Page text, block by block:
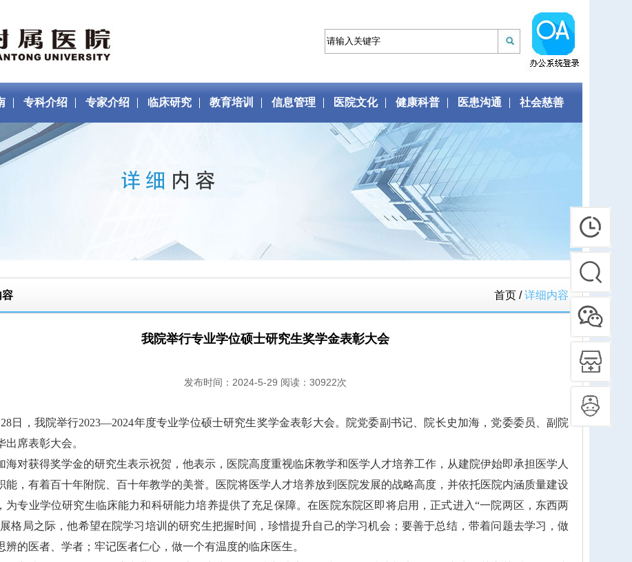
专科介绍 专家介绍 临床研究 教育培训 信息管理 医院文化 健康科普 医患沟通 社会慈善
容 首页 /详细内容
我院举行专业学位硕士研究生奖学金表彰大会
发布时间：2024-5-29 阅读：30922次
，我院举行2023—2024年度专业学位硕士研究生奖学金表彰大会。院党委副书记、院长史加海，党委委员、副院
出席表彰大会。
获得奖学金的研究生表示祝贺，他表示，医院高度重视临床教学和医学人才培养工作，从建院伊始即承担医学人
能，有着百十年附院、百十年教学的美誉。医院将医学人才培养放到医院发展的战略高度，并依托医院内涵质量建设
为专业学位研究生临床能力和科研能力培养提供了充足保障。在医院东院区即将启用，正式进入“一院两区，东西两
格局之际，他希望在院学习培训的研究生把握时间，珍惜提升自己的学习机会；要善于总结，带着问题去学习，做
辨的医者、学者；牢记医者仁心，做一个有温度的临床医生。